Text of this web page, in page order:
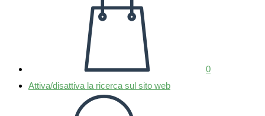
0
Attiva/disattiva la ricerca sul sito web